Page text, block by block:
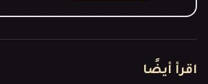
اقرأ أيضًا